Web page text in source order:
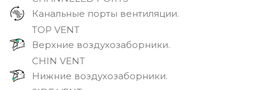
Канальные порты вентиляции.
TOP VENT
Верхние воздухозаборники.
CHIN VENT
Нижние воздухозаборники.